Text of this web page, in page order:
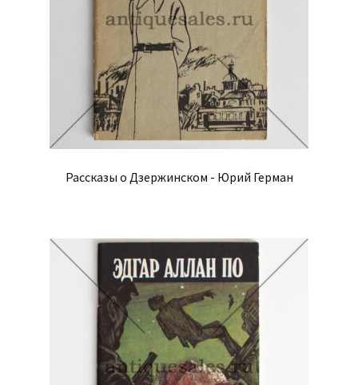
Рассказы о Дзержинском - Юрий Герман